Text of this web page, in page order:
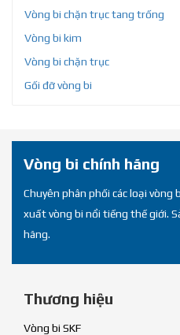
Vòng bi chặn trục tang trống
Vòng bi kim
Vòng bi chặn trục
Gối đỡ vòng bi
Vòng bi chính hãng
Chuyên phân phối các loại vòng
xuất vòng bi nổi tiếng thế giới.
hãng.
Thương hiệu
Vòng bi SKF